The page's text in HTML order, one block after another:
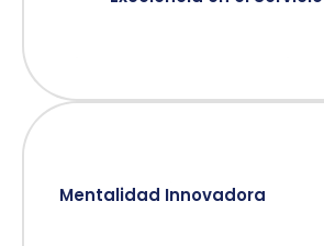
Mentalidad Innovadora